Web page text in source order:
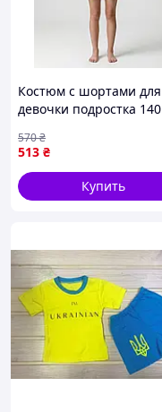
Костюм с шортами для
девочки подростка 140
513 ₴
570₴
Купить